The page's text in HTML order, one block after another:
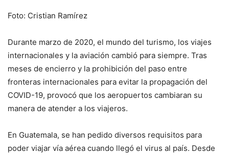
Foto: Cristian Ramírez
Durante marzo de 2020, el mundo del turismo, los viajes
internacionales y la aviación cambió para siempre. Tras
meses de encierro y la prohibición del paso entre
fronteras internacionales para evitar la propagación del
COVID-19, provocó que los aeropuertos cambiaran su
manera de atender a los viajeros.
En Guatemala, se han pedido diversos requisitos para
poder viajar vía aérea cuando llegó el virus al país. Desde